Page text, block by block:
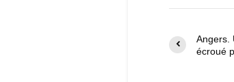
Angers.
écroué